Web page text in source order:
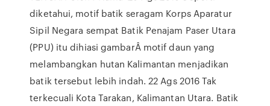
diketahui, motif batik seragam Korps Aparatur
Sipil Negara sempat Batik Penajam Paser Utara
(PPU) itu dihiasi gambarÂ motif daun yang
melambangkan hutan Kalimantan menjadikan
batik tersebut lebih indah. 22 Ags 2016 Tak
terkecuali Kota Tarakan, Kalimantan Utara. Batik